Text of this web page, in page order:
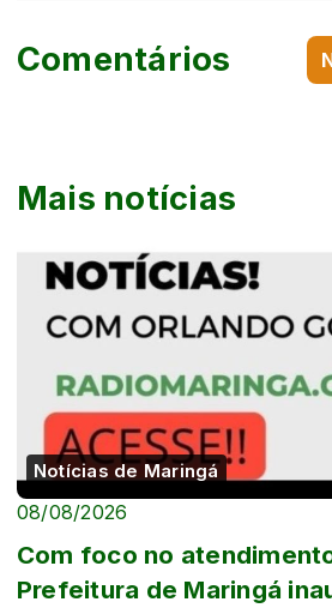
Comentários
Mais notícias
Notícias de Maringá
08/08/2026
Com foco no
Prefeitura de Maringá